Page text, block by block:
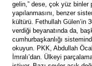
gelin,” dese, çok yüz binler
yapılanmasını, benzer
kültürü. Fethullah Gülen’in
verdiği beyanatında da,
cumhurbaşkanlığı
okuyun. PKK, Abdullah
İmralı’dan. Ülkeyi